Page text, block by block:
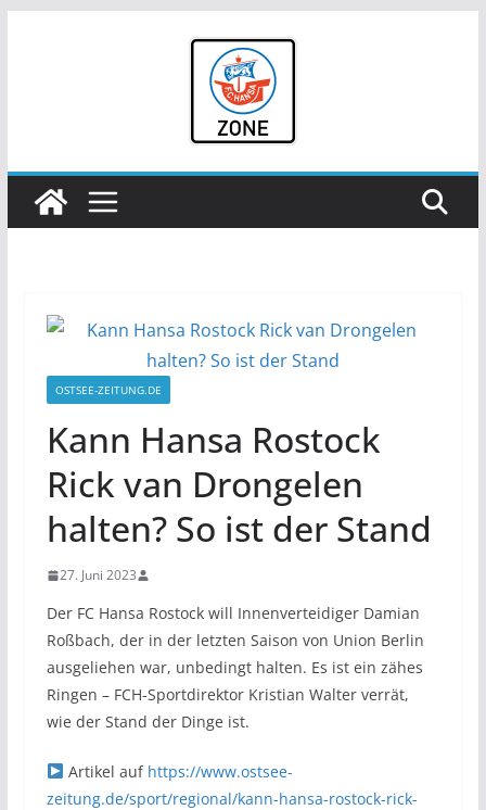
OSTSEE-ZEITUNG.DE
Kann Hansa Rostock
Rick van Drongelen
halten? So ist der Stand
27. Juni 2023
Der FC Hansa Rostock will Innenverteidiger Damian
Roßbach, der in der letzten Saison von Union Berlin
ausgeliehen war, unbedingt halten. Es ist ein zähes
Ringen – FCH-Sportdirektor Kristian Walter verrät,
wie der Stand der Dinge ist.
Artikel auf https://www.ostsee-
zeitung.de/sport/regional/kann-hansa-rostock-rick-